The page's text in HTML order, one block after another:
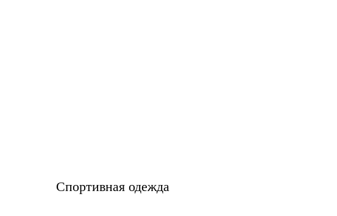
Спортивная одежда